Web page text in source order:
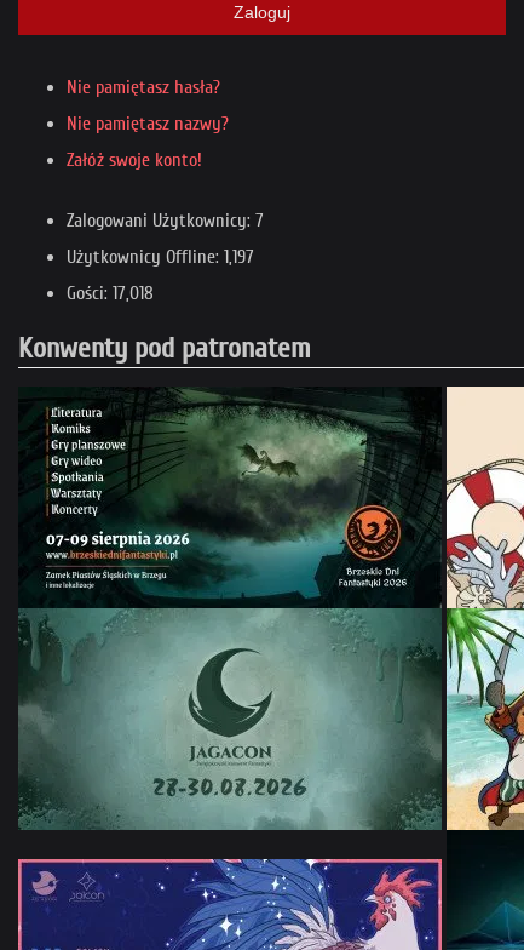
Zaloguj
Nie pamiętasz hasła?
Nie pamiętasz nazwy?
Załóż swoje konto!
Zalogowani Użytkownicy: 7
Użytkownicy Offline: 1,197
Gości: 17,018
Konwenty pod patronatem